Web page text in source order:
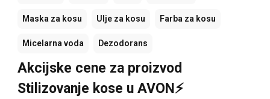
Maska za kosu Ulje za kosu Farba za kosu
Micelarna voda Dezodorans
Akcijske cene za proizvod
Stilizovanje kose u AVON⚡